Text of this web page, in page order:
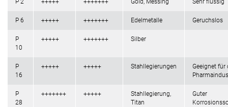
P 2 +++++ +++++++ Gold, Messing Sehr flüssig
P 6 +++++ +++++++ Edelmetalle Geruchslos
P
10
+++++ +++++++ Silber
P
16
+++++ +++++ Stahllegierungen
Geeignet für
P
28
+++++++ +++++
Stahllegierung,
Titan
Guter